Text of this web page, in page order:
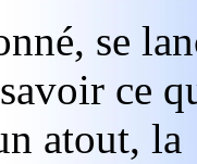
se
ce
atout, la